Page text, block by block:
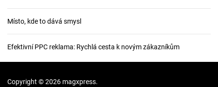
Místo, kde to dává smysl
Efektivní PPC reklama: Rychlá cesta k novým zákazníkům
Copyright © 2026 magxpress.